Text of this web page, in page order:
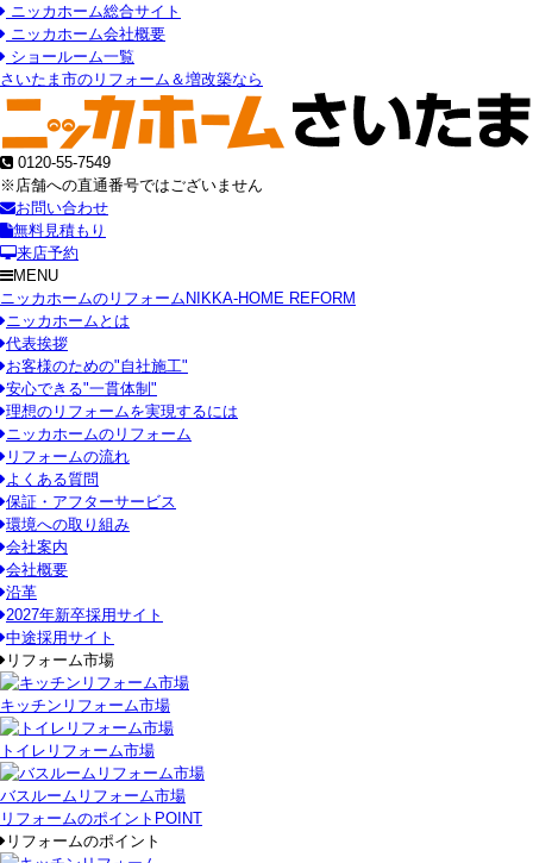
ニッカホーム総合サイト
ニッカホーム会社概要
ショールーム一覧
さいたま市のリフォーム＆増改築なら
0120-55-7549
※店舗への直通番号ではございません
お問い合わせ
無料見積もり
来店予約
MENU
ニッカホームのリフォーム NIKKA-HOME REFORM
ニッカホームとは
代表挨拶
お客様のための"自社施工"
安心できる"一貫体制"
理想のリフォームを実現するには
ニッカホームのリフォーム
リフォームの流れ
よくある質問
保証・アフターサービス
環境への取り組み
会社案内
会社概要
沿革
2027年新卒採用サイト
中途採用サイト
リフォーム市場
キッチンリフォーム市場
トイレリフォーム市場
バスルームリフォーム市場
リフォームのポイント POINT
リフォームのポイント